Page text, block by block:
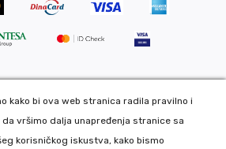
kako bi ova web stranica radila pravilno i
vršimo dalja unapređenja stranice sa
korisničkog iskustva, kako bismo
Group DOO. All Rights Reserved. Web
CMS by Global Webmasters -